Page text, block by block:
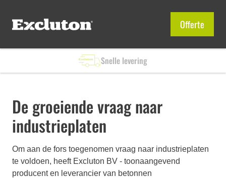
Offerte
Snelle levering
De groeiende vraag naar
industrieplaten
Om aan de fors toegenomen vraag naar industrieplaten
te voldoen, heeft Excluton BV - toonaangevend
producent en leverancier van betonnen